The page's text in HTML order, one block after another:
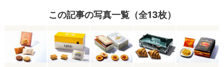
この記事の写真一覧（全13枚）